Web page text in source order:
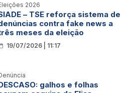
2026
– TSE reforça sistema de
contra fake news a
meses da eleição
19/07/2026 | 11:17
galhos e folhas